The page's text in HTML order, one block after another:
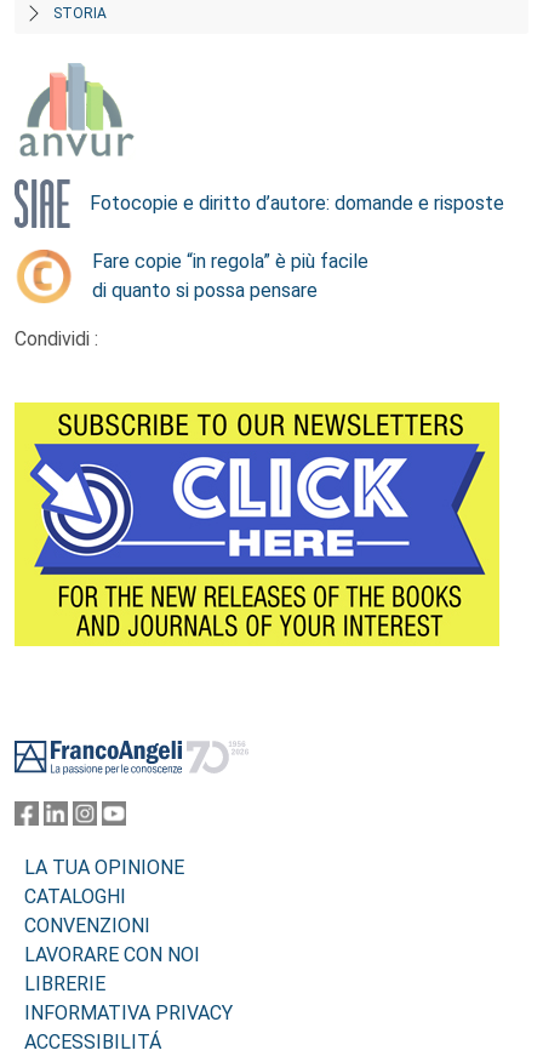
STORIA
Fotocopie e diritto d’autore: domande e risposte
Fare copie “in regola” è più facile
di quanto si possa pensare
Condividi :
LA TUA OPINIONE
CATALOGHI
CONVENZIONI
LAVORARE CON NOI
LIBRERIE
INFORMATIVA PRIVACY
ACCESSIBILITÁ